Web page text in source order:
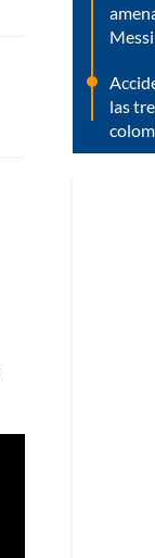
las